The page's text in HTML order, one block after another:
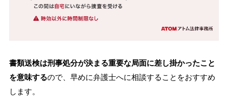
書類送検は刑事処分が決まる重要な局面に差し掛かったこと
を意味するので、早めに弁護士へに相談することをおすすめ
します。